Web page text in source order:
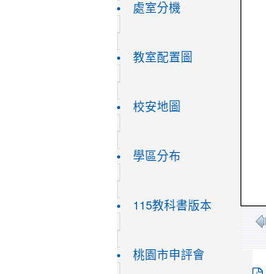
處室分機
教室配置圖
校安地圖
學區分布
115教科書版本
桃園市申評會